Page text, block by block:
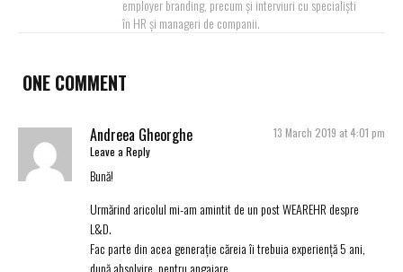
employer branding, precum și interviuri cu specialiști
în HR și manageri de companii.
ONE COMMENT
Andreea Gheorghe
13 March 2019 at 4:01 pm
Leave a Reply
Bună!
Urmărind aricolul mi-am amintit de un post WEAREHR despre
L&D.
Fac parte din acea generație căreia îi trebuia experiență 5 ani,